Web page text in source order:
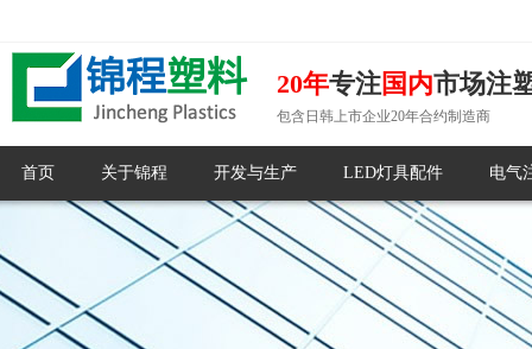
20年专注国内市场注
包含日韩上市企业20年合约制造商
首页 关于锦程 开发与生产 LED灯具配件 电气